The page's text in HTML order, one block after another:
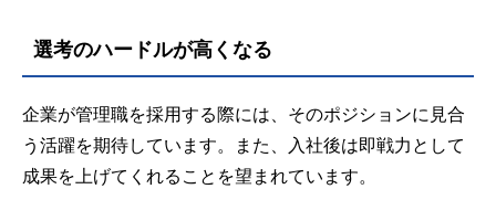
選考のハードルが高くなる
企業が管理職を採用する際には、そのポジションに見合
う活躍を期待しています。また、入社後は即戦力として
成果を上げてくれることを望まれています。